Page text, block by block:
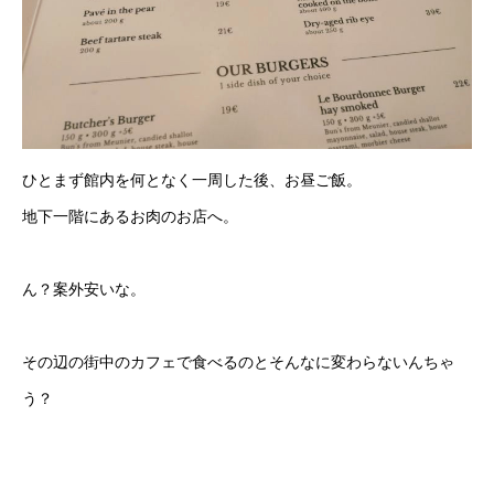
ひとまず館内を何となく一周した後、お昼ご飯。
地下一階にあるお肉のお店へ。
ん？案外安いな。
その辺の街中のカフェで食べるのとそんなに変わらないんちゃ
う？